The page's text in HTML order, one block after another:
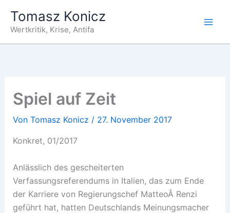
Inhalt
springen
Tomasz Konicz
Wertkritik, Krise, Antifa
Spiel auf Zeit
Von Tomasz Konicz / 27. November 2017
Konkret, 01/2017
Anlässlich des gescheiterten
Verfassungsreferendums in Italien, das zum Ende
der Karriere von Regierungschef MatteoÂ Renzi
geführt hat, hatten Deutschlands Meinungsmacher